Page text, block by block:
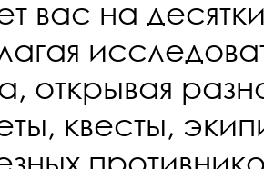
вас на
открывая
квесты,